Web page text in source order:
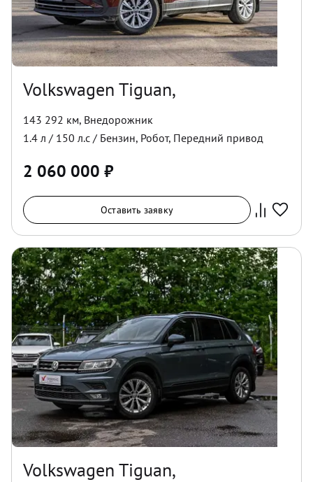
Volkswagen Tiguan,
143 292 км, Внедорожник
1.4 л / 150 л.с / Бензин, Робот, Передний привод
2 060 000 ₽
Оставить заявку
Volkswagen Tiguan,